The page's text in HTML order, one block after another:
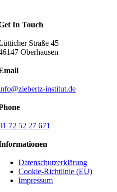
In Touch
Straße 45
Oberhausen
institut.de
72 52 27 671
Datenschutzerklärung
Cookie-Richtlinie (EU)
Impressum